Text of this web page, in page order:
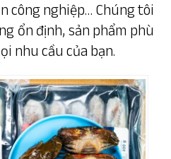
công nghiệp… Chúng tôi
ổn định, sản phẩm phù
nhu cầu của bạn.